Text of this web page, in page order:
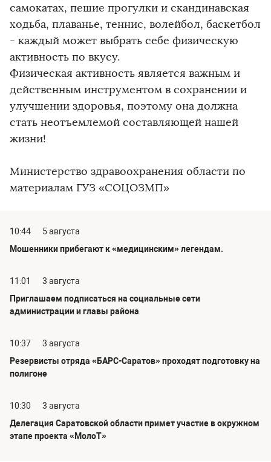
самокатах, пешие прогулки и скандинавская
ходьба, плаванье, теннис, волейбол, баскетбол
- каждый может выбрать себе физическую
активность по вкусу.
Физическая активность является важным и
действенным инструментом в сохранении и
улучшении здоровья, поэтому она должна
стать неотъемлемой составляющей нашей
жизни!
Министерство здравоохранения области по
материалам ГУЗ «СОЦОЗМП»
10:44
5 августа
Мошенники прибегают к «медицинским» легендам.
11:01
3 августа
Приглашаем подписаться на социальные сети
администрации и главы района
10:37
3 августа
Резервисты отряда «БАРС-Саратов» проходят подготовку на
полигоне
10:30
3 августа
Делегация Саратовской области примет участие в окружном
этапе проекта «МолоТ»